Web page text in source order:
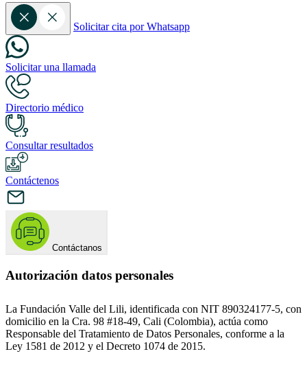
Solicitar cita por Whatsapp
Solicitar una llamada
Directorio médico
Consultar resultados
Contáctenos
Contáctanos
Autorización datos personales
La Fundación Valle del Lili, identificada con NIT 890324177-5, con
domicilio en la Cra. 98 #18-49, Cali (Colombia), actúa como
Responsable del Tratamiento de Datos Personales, conforme a la
Ley 1581 de 2012 y el Decreto 1074 de 2015.